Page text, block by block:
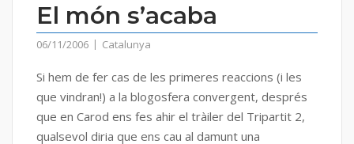
El món s’acaba
06/11/2006 Catalunya
Si hem de fer cas de les primeres reaccions (i les
que vindran!) a la blogosfera convergent, després
que en Carod ens fes ahir el tràiler del Tripartit 2,
qualsevol diria que ens cau al damunt una